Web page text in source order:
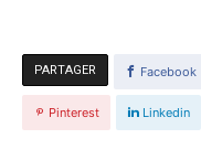
PARTAGER Facebook
Pinterest Linkedin